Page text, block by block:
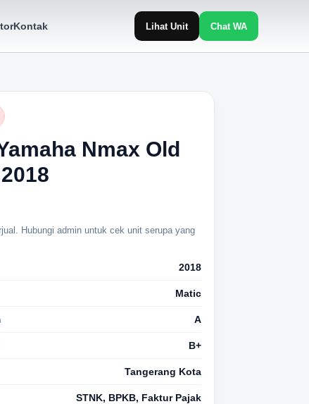
Kontak Lihat Unit Chat WA
Nmax Old
Hubungi admin untuk cek unit serupa yang
2018
Matic
A
B+
Tangerang Kota
STNK, BPKB, Faktur Pajak